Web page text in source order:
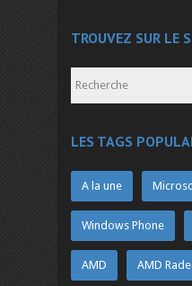
TROUVEZ SUR LE
LES TAGS
A la une
Windows Phone
AMD AMD